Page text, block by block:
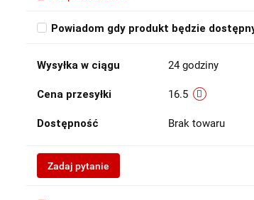
Powiadom gdy produkt będzie
Wysyłka w ciągu 24 godziny
Cena przesyłki 16.5
Dostępność Brak towaru
Zadaj pytanie